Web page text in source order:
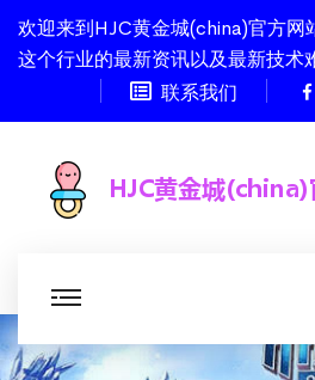
欢迎来到HJC黄金城(china)官方网
这个行业的最新资讯以及最新技术
联系我们